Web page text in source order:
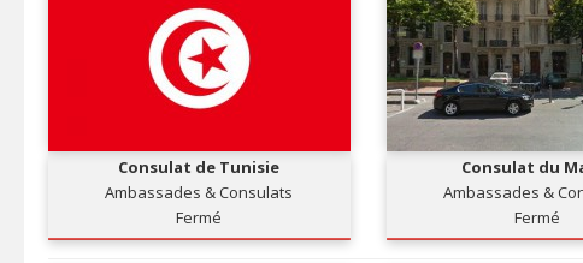
Consulat de Tunisie
Ambassades & Consulats
Fermé
Consulat du
Ambassades &
Fermé